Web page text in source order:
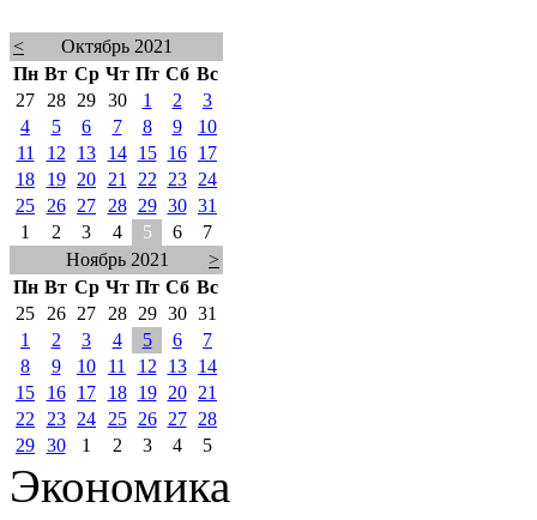
<
Октябрь 2021
Пн Вт Ср Чт Пт Сб Вс
27
28 29 30 1 2
3
4
5 6 7 8 9
10
11
12 13 14 15 16
17
18
19 20 21 22 23
24
25
26 27 28 29 30 31
1
2 3 4 5 6
7
Ноябрь 2021
>
Пн Вт Ср Чт Пт Сб Вс
25
26 27 28 29 30 31
1
2 3 4 5 6
7
8
9 10 11 12 13
14
15
16 17 18 19 20
21
22
23 24 25 26 27
28
29 30 1 2 3 4 5
Экономика